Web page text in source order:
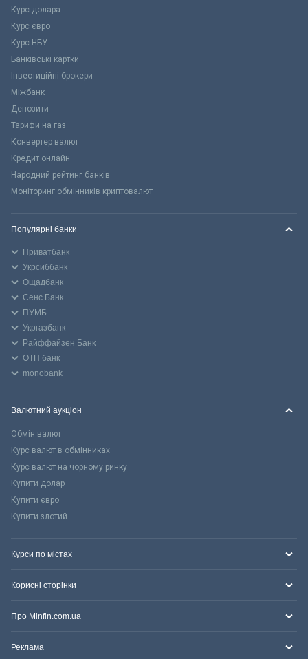
Курс долара
Курс євро
Курс НБУ
Банківські картки
Інвестиційні брокери
Міжбанк
Депозити
Тарифи на газ
Конвертер валют
Кредит онлайн
Народний рейтинг банків
Моніторинг обмінників криптовалют
Популярні банки
Приватбанк
Укрсиббанк
Ощадбанк
Сенс Банк
ПУМБ
Укргазбанк
Райффайзен Банк
ОТП банк
monobank
Валютний аукціон
Обмін валют
Курс валют в обмінниках
Курс валют на чорному ринку
Купити долар
Купити євро
Купити злотий
Курси по містах
Корисні сторінки
Про Minfin.com.ua
Реклама